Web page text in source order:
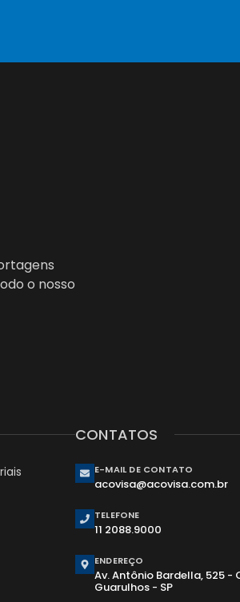
o nosso
CONTATOS
E-MAIL DE CONTATO
acovisa@acovisa.com.br
TELEFONE
11 2088.9000
ENDEREÇO
Av. Antônio Bardella, 525 -
Guarulhos - SP